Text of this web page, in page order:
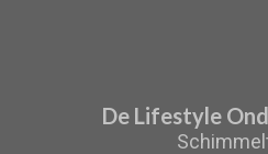
De Lifestyle